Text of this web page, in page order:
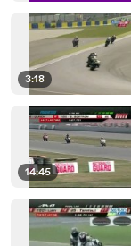
3:18
14:45